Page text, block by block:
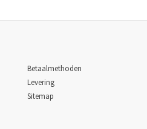
Betaalmethoden
Levering
Sitemap